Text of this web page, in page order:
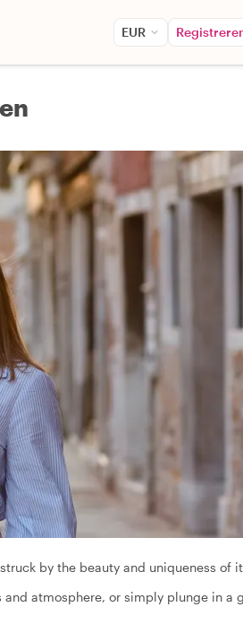
EUR
by the beauty and uniqueness of
atmosphere, or simply plunge in a